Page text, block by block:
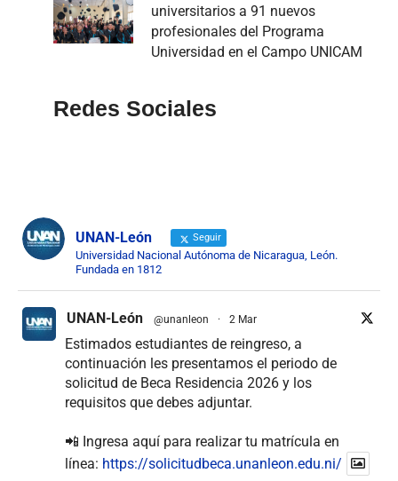
universitarios a 91 nuevos
profesionales del Programa
Universidad en el Campo UNICAM
Redes Sociales
UNAN-León Seguir
Universidad Nacional Autónoma de Nicaragua, León.
Fundada en 1812
UNAN-León @unanleon · 2 Mar
Estimados estudiantes de reingreso, a
continuación les presentamos el periodo de
solicitud de Beca Residencia 2026 y los
requisitos que debes adjuntar.
📲 Ingresa aquí para realizar tu matrícula en
línea: https://solicitudbeca.unanleon.edu.ni/